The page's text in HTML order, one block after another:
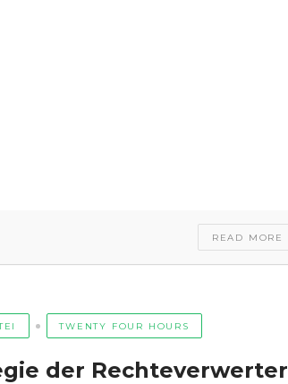
READ MORE
TWENTY FOUR HOURS
der Rechteverwerter